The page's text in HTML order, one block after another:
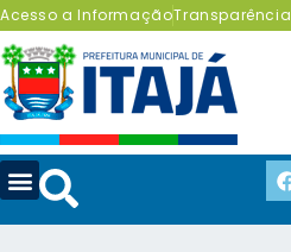
Acesso a InformaçãoTransparência